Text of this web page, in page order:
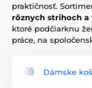
praktičnosť.
rôznych strihoch a
ktoré podčiarknu
práce, na
Dámske